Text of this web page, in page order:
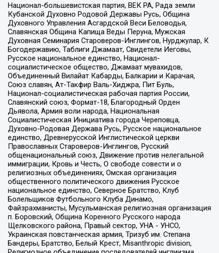
Национал-большевистская партия, ВЕК РА, Рада земли
Кубанской Духовно Родовой Державы Русь, Община
Духовного Управления Асгардской Веси Беловодья,
Славянская Община Капища Веды Перуна, Мужская
Духовная Семинария Староверов-Инглингов, Нурджулар, К
Богодержавию, Таблиги Джамаат, Свидетели Иеговы,
Русское национальное единство, Национал-
социалистическое общество, Джамаат мувахидов,
Объединенный Вилайат Кабарды, Балкарии и Карачая,
Союз славян, Ат-Такфир Валь-Хиджра, Пит Буль,
Национал-социалистическая рабочая партия России,
Славянский союз, Формат-18, Благородный Орден
Дьявола, Армия воли народа, Национальная
Социалистическая Инициатива города Череповца,
Духовно-Родовая Держава Русь, Русское национальное
единство, Древнерусской Инглистической церкви
Православных Староверов-Инглингов, Русский
общенациональный союз, Движение против нелегальной
иммиграции, Кровь и Честь, О свободе совести и о
религиозных объединениях, Омская организация
общественного политического движения Русское
национальное единство, Северное Братство, Клуб
Болельщиков Футбольного Клуба Динамо,
Файзрахманисты, Мусульманская религиозная организация
п. Боровский, Община Коренного Русского народа
Щелковского района, Правый сектор, УНА - УНСО,
Украинская повстанческая армия, Тризуб им. Степана
Бандеры, Братство, Белый Крест, Misanthropic division,